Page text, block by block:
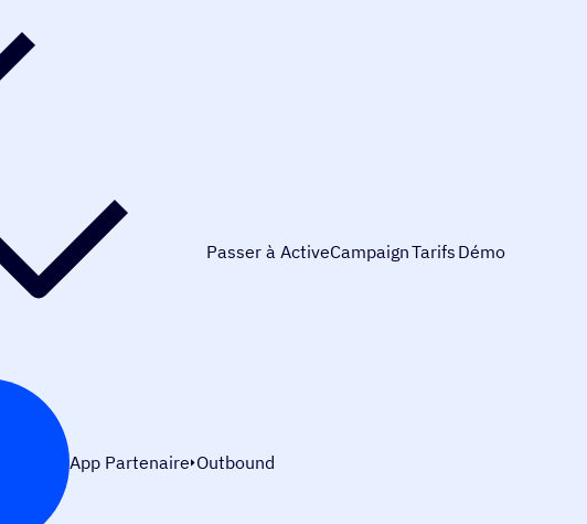
Passer à ActiveCampaignTarifs Démo
App Partenaire Outbound